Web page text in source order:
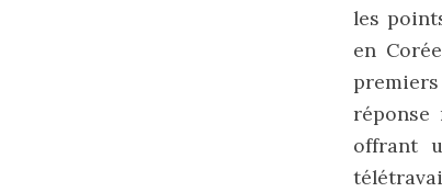
les
en
réponse
offrant